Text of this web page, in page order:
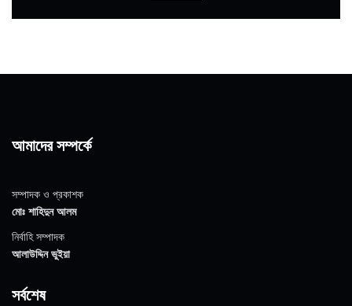
আমাদের সম্পর্কে
সম্পাদক ও প্রকাশক
মোঃ শাহিদুন আলম
নির্বাহি সম্পাদক
আলাউদ্দিন ভুইয়া
সর্বশেষ